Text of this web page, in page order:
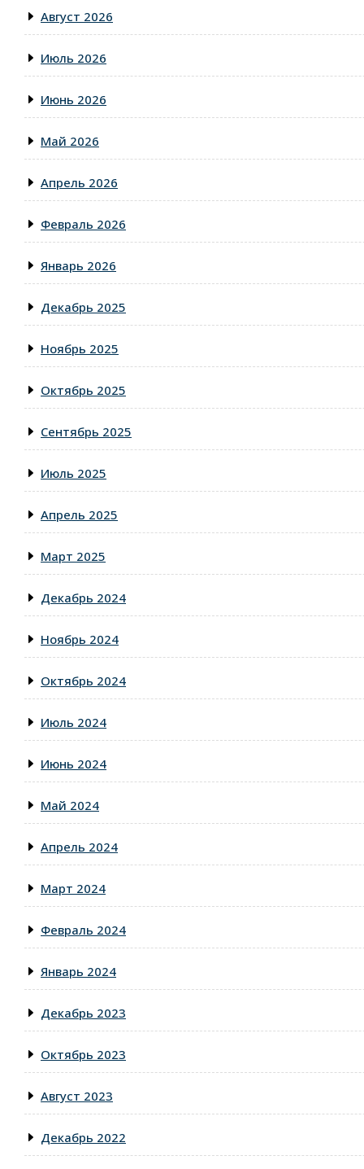
Август 2026
Июль 2026
Июнь 2026
Май 2026
Апрель 2026
Февраль 2026
Январь 2026
Декабрь 2025
Ноябрь 2025
Октябрь 2025
Сентябрь 2025
Июль 2025
Апрель 2025
Март 2025
Декабрь 2024
Ноябрь 2024
Октябрь 2024
Июль 2024
Июнь 2024
Май 2024
Апрель 2024
Март 2024
Февраль 2024
Январь 2024
Декабрь 2023
Октябрь 2023
Август 2023
Декабрь 2022